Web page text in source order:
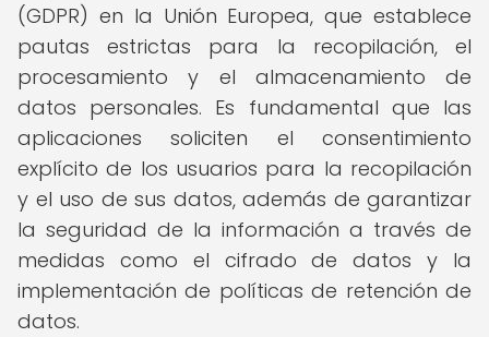
(GDPR) en la Unión Europea, que establece
pautas estrictas para la recopilación, el
procesamiento y el almacenamiento de
datos personales. Es fundamental que las
aplicaciones soliciten el consentimiento
explícito de los usuarios para la recopilación
y el uso de sus datos, además de garantizar
la seguridad de la información a través de
medidas como el cifrado de datos y la
implementación de políticas de retención de
datos.